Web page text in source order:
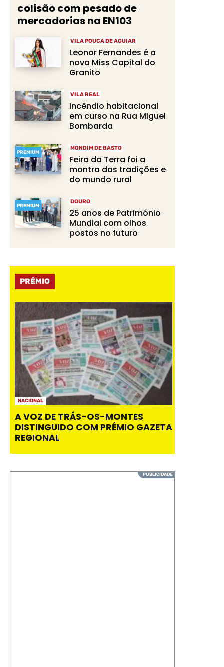
colisão com pesado de
mercadorias na EN103
VILA POUCA DE AGUIAR
Leonor Fernandes é a
nova Miss Capital do
Granito
VILA REAL
Incêndio habitacional
em curso na Rua Miguel
Bombarda
PREMIUM
MONDIM DE BASTO
Feira da Terra foi a
montra das tradições e
do mundo rural
PREMIUM
DOURO
25 anos de Património
Mundial com olhos
postos no futuro
PRÉMIO
NACIONAL
A VOZ DE TRÁS-OS-MONTES
DISTINGUIDO COM PRÉMIO GAZETA
REGIONAL